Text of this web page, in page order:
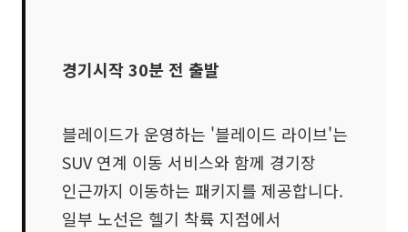
경기시작 30분 전 출발
블레이드가 운영하는 '블레이드 라이브'는
SUV 연계 이동 서비스와 함께 경기장
인근까지 이동하는 패키지를 제공합니다.
일부 노선은 헬기 착륙 지점에서